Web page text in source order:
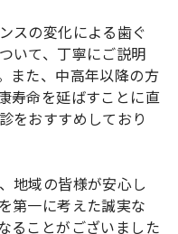
スの変化による歯ぐ
いて、丁寧にご説明
また、中高年以降の方
寿命を延ばすことに直
をおすすめしており
地域の皆様が安心し
第一に考えた誠実な
ることがございました